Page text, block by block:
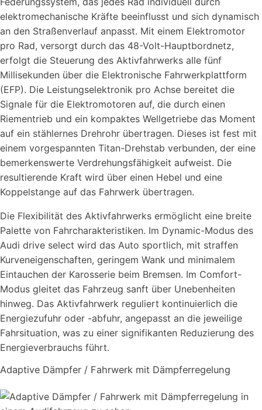
elektromechanische Kräfte beeinflusst und sich dynamisch
an den Straßenverlauf anpasst. Mit einem Elektromotor
pro Rad, versorgt durch das 48-Volt-Hauptbordnetz,
erfolgt die Steuerung des Aktivfahrwerks alle fünf
Millisekunden über die Elektronische Fahrwerkplattform
(EFP). Die Leistungselektronik pro Achse bereitet die
Signale für die Elektromotoren auf, die durch einen
Riementrieb und ein kompaktes Wellgetriebe das Moment
auf ein stählernes Drehrohr übertragen. Dieses ist fest mit
einem vorgespannten Titan-Drehstab verbunden, der eine
bemerkenswerte Verdrehungsfähigkeit aufweist. Die
resultierende Kraft wird über einen Hebel und eine
Koppelstange auf das Fahrwerk übertragen.
Die Flexibilität des Aktivfahrwerks ermöglicht eine breite
Palette von Fahrcharakteristiken. Im Dynamic-Modus des
Audi drive select wird das Auto sportlich, mit straffen
Kurveneigenschaften, geringem Wank und minimalem
Eintauchen der Karosserie beim Bremsen. Im Comfort-
Modus gleitet das Fahrzeug sanft über Unebenheiten
hinweg. Das Aktivfahrwerk reguliert kontinuierlich die
Energiezufuhr oder -abfuhr, angepasst an die jeweilige
Fahrsituation, was zu einer signifikanten Reduzierung des
Energieverbrauchs führt.
Adaptive Dämpfer / Fahrwerk mit Dämpferregelung